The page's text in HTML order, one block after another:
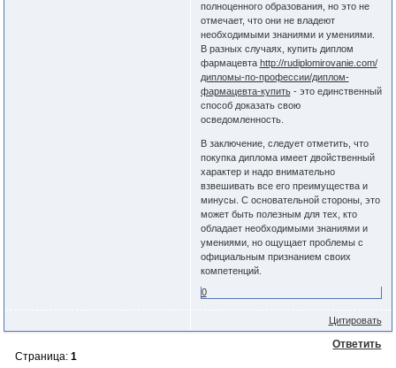
полноценного образования, но это не
отмечает, что они не владеют
необходимыми знаниями и умениями.
В разных случаях, купить диплом
фармацевта http://rudiplomirovanie.com/
дипломы-по-профессии/диплом-
фармацевта-купить- это единственный
способ доказать свою
осведомленность.
В заключение, следует отметить, что
покупка диплома имеет двойственный
характер и надо внимательно
взвешивать все его преимущества и
минусы. С основательной стороны, это
может быть полезным для тех, кто
обладает необходимыми знаниями и
умениями, но ощущает проблемы с
официальным признанием своих
компетенций.
0
Цитировать
Ответить
Страница: 1